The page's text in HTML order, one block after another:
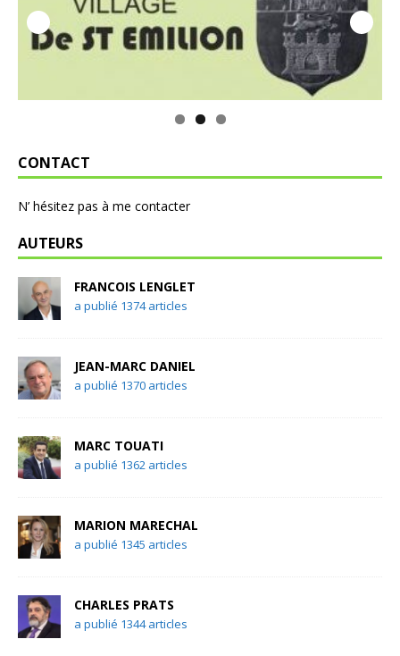
CONTACT
N’ hésitez pas à me contacter
AUTEURS
FRANCOIS LENGLET
a publié 1374 articles
JEAN-MARC DANIEL
a publié 1370 articles
MARC TOUATI
a publié 1362 articles
MARION MARECHAL
a publié 1345 articles
CHARLES PRATS
a publié 1344 articles